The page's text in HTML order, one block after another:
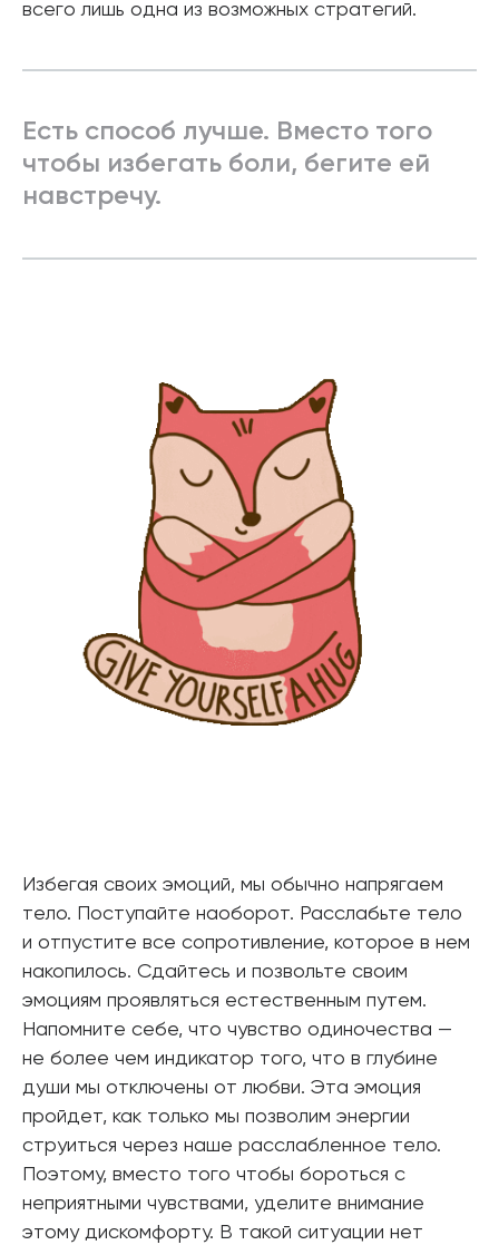
всего лишь одна из возможных стратегий.
Есть способ лучше. Вместо того
чтобы избегать боли, бегите ей
навстречу.
Избегая своих эмоций, мы обычно напрягаем
тело. Поступайте наоборот. Расслабьте тело
и отпустите все сопротивление, которое в нем
накопилось. Сдайтесь и позвольте своим
эмоциям проявляться естественным путем.
Напомните себе, что чувство одиночества —
не более чем индикатор того, что в глубине
души мы отключены от любви. Эта эмоция
пройдет, как только мы позволим энергии
струиться через наше расслабленное тело.
Поэтому, вместо того чтобы бороться с
неприятными чувствами, уделите внимание
этому дискомфорту. В такой ситуации нет